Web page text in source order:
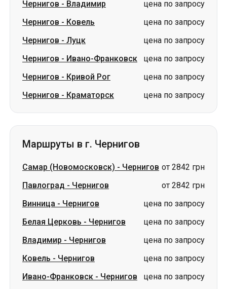
Чернигов - Владимир
цена по запросу
Чернигов - Ковель
цена по запросу
Чернигов - Луцк
цена по запросу
Чернигов - Ивано-Франковск
цена по запросу
Чернигов - Кривой Рог
цена по запросу
Чернигов - Краматорск цена по запросу
Маршруты в г. Чернигов
Самар (Новомосковск) - Чернигов от 2842 грн
Павлоград - Чернигов
от 2842 грн
Винница - Чернигов
цена по запросу
Белая Церковь - Чернигов
цена по запросу
Владимир - Чернигов
цена по запросу
Ковель - Чернигов
цена по запросу
Ивано-Франковск - Чернигов
цена по запросу